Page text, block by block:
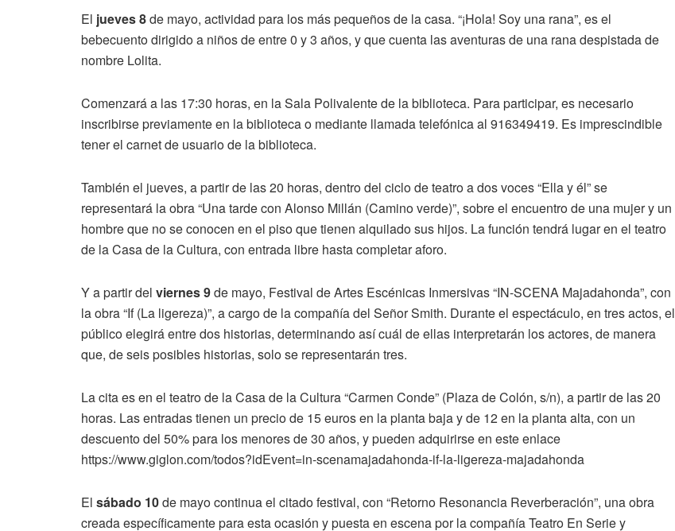
El jueves 8de mayo, actividad para los más pequeños de la casa. “¡Hola! Soy una rana”, es el
bebecuento dirigido a niños de entre 0 y 3 años, y que cuenta las aventuras de una rana despistada de
nombre Lolita.
Comenzará a las 17:30 horas, en la Sala Polivalente de la biblioteca. Para participar, es necesario
inscribirse previamente en la biblioteca o mediante llamada telefónica al 916349419. Es imprescindible
tener el carnet de usuario de la biblioteca.
También el jueves, a partir de las 20 horas, dentro del ciclo de teatro a dos voces “Ella y él” se
representará la obra “Una tarde con Alonso Millán (Camino verde)”, sobre el encuentro de una mujer y un
hombre que no se conocen en el piso que tienen alquilado sus hijos. La función tendrá lugar en el teatro
de la Casa de la Cultura, con entrada libre hasta completar aforo.
Y a partir del viernes 9de mayo, Festival de Artes Escénicas Inmersivas “IN-SCENA Majadahonda”, con
la obra “If (La ligereza)”, a cargo de la compañía del Señor Smith. Durante el espectáculo, en tres actos, el
público elegirá entre dos historias, determinando así cuál de ellas interpretarán los actores, de manera
que, de seis posibles historias, solo se representarán tres.
La cita es en el teatro de la Casa de la Cultura “Carmen Conde” (Plaza de Colón, s/n), a partir de las 20
horas. Las entradas tienen un precio de 15 euros en la planta baja y de 12 en la planta alta, con un
descuento del 50% para los menores de 30 años, y pueden adquirirse en este enlace
https://www.giglon.com/todos?idEvent=in-scenamajadahonda-if-la-ligereza-majadahonda
El sábado 10de mayo continua el citado festival, con “Retorno Resonancia Reverberación”, una obra
creada específicamente para esta ocasión y puesta en escena por la compañía Teatro En Serie y